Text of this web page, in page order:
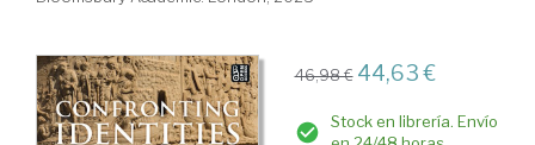
46,98 € 44,63 €
Stock en librería. Envío